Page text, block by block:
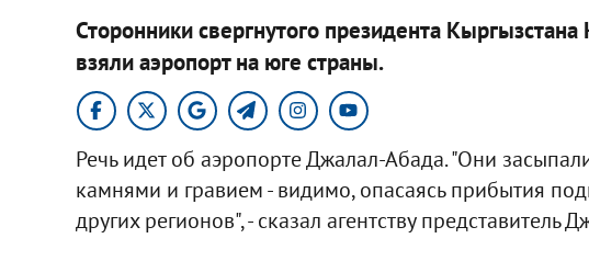
Сторонники свергнутого президента
взяли аэропорт на юге страны.
Речь идет об аэропорте Джалал-Абада. "Они
камнями и гравием - видимо, опасаясь прибытия
других регионов", - сказал агентству